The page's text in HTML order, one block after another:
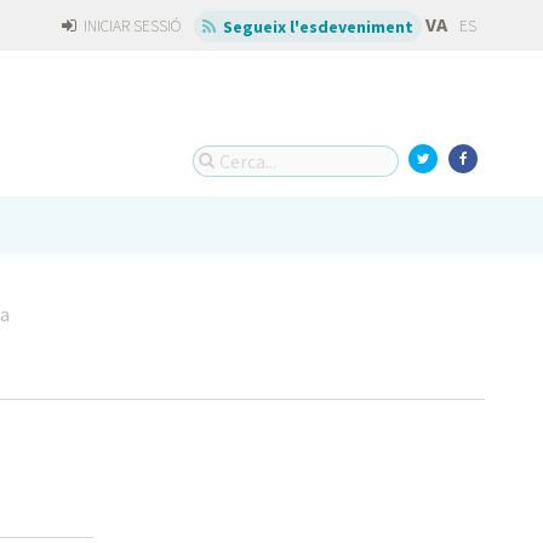
INICIAR SESSIÓ Segueix l'esdeveniment VA ES